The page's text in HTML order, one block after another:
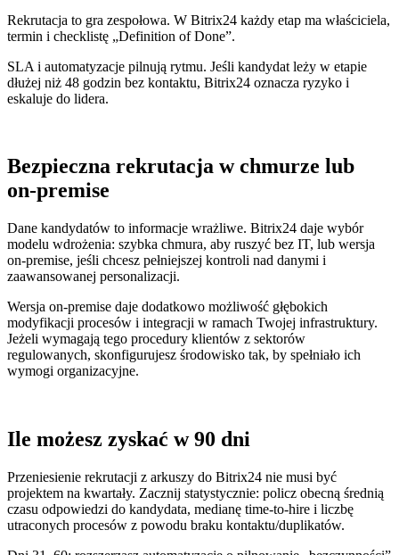
Rekrutacja to gra zespołowa. W Bitrix24 każdy etap ma właściciela,
termin i checklistę „Definition of Done”.
SLA i automatyzacje pilnują rytmu. Jeśli kandydat leży w etapie
dłużej niż 48 godzin bez kontaktu, Bitrix24 oznacza ryzyko i
eskaluje do lidera.
Bezpieczna rekrutacja w chmurze lub
on‑premise
Dane kandydatów to informacje wrażliwe. Bitrix24 daje wybór
modelu wdrożenia: szybka chmura, aby ruszyć bez IT, lub wersja
on‑premise, jeśli chcesz pełniejszej kontroli nad danymi i
zaawansowanej personalizacji.
Wersja on‑premise daje dodatkowo możliwość głębokich
modyfikacji procesów i integracji w ramach Twojej infrastruktury.
Jeżeli wymagają tego procedury klientów z sektorów
regulowanych, skonfigurujesz środowisko tak, by spełniało ich
wymogi organizacyjne.
Ile możesz zyskać w 90 dni
Przeniesienie rekrutacji z arkuszy do Bitrix24 nie musi być
projektem na kwartały. Zacznij statystycznie: policz obecną średnią
czasu odpowiedzi do kandydata, medianę time‑to‑hire i liczbę
utraconych procesów z powodu braku kontaktu/duplikatów.